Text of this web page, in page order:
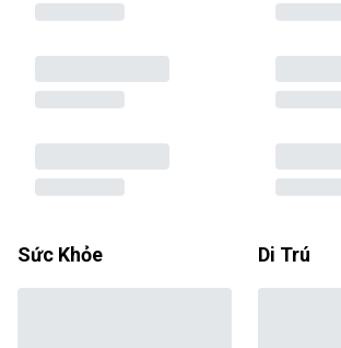
Sức Khỏe Di Trú